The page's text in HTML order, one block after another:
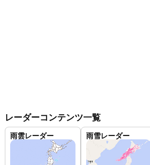
レーダーコンテンツ一覧
雨雲レーダー 雨雪レーダー